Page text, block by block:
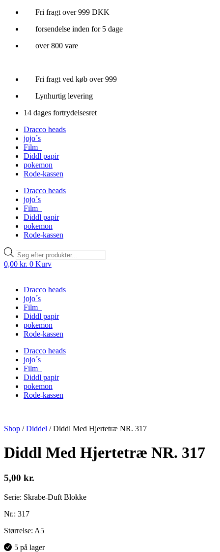
Videre
indhold
Fri fragt over 999 DKK
forsendelse inden for 5 dage
over 800 vare
Fri fragt ved køb over 999
Lynhurtig levering
14 dages fortrydelsesret
Dracco heads
jojo´s
Film
Diddl papir
pokemon
Rode-kassen
Dracco heads
jojo´s
Film
Diddl papir
pokemon
Rode-kassen
Products
search
0,00 kr. 0 Kurv
Dracco heads
jojo´s
Film
Diddl papir
pokemon
Rode-kassen
Dracco heads
jojo´s
Film
Diddl papir
pokemon
Rode-kassen
Shop /Diddel /Diddl Med Hjertetræ NR. 317
Diddl Med Hjertetræ NR. 317
5,00 kr.
Serie: Skrabe-Duft Blokke
Nr.: 317
Størrelse: A5
5 på lager